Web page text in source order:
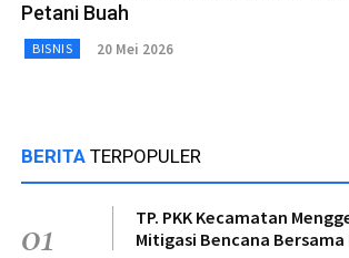
Petani Buah
BISNIS 20 Mei 2026
BERITA TERPOPULER
01
TP. PKK Kecamatan
Mitigasi Bencana